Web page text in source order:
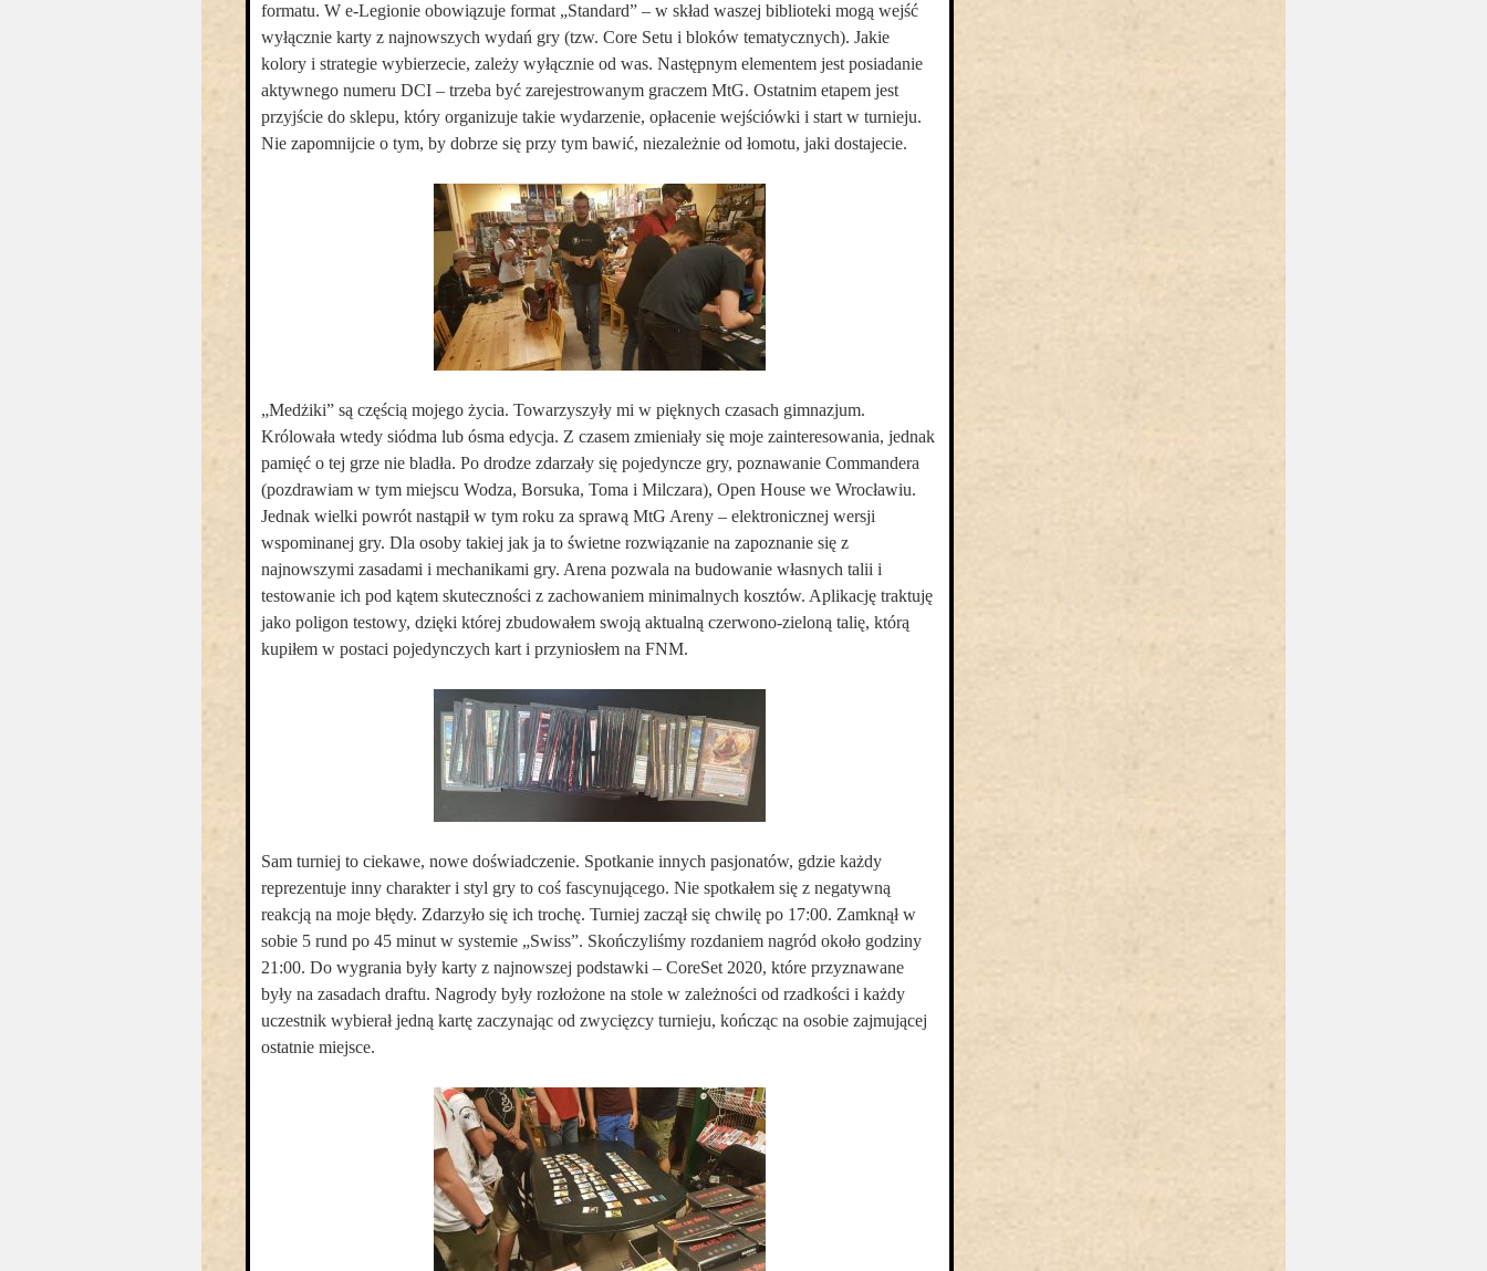
formatu. W e-Legionie obowiązuje format „Standard” – w skład waszej biblioteki mogą wejść
wyłącznie karty z najnowszych wydań gry (tzw. Core Setu i bloków tematycznych). Jakie
kolory i strategie wybierzecie, zależy wyłącznie od was. Następnym elementem jest posiadanie
aktywnego numeru DCI – trzeba być zarejestrowanym graczem MtG. Ostatnim etapem jest
przyjście do sklepu, który organizuje takie wydarzenie, opłacenie wejściówki i start w turnieju.
Nie zapomnijcie o tym, by dobrze się przy tym bawić, niezależnie od łomotu, jaki dostajecie.
„Medżiki” są częścią mojego życia. Towarzyszyły mi w pięknych czasach gimnazjum.
Królowała wtedy siódma lub ósma edycja. Z czasem zmieniały się moje zainteresowania, jednak
pamięć o tej grze nie bladła. Po drodze zdarzały się pojedyncze gry, poznawanie Commandera
(pozdrawiam w tym miejscu Wodza, Borsuka, Toma i Milczara), Open House we Wrocławiu.
Jednak wielki powrót nastąpił w tym roku za sprawą MtG Areny – elektronicznej wersji
wspominanej gry. Dla osoby takiej jak ja to świetne rozwiązanie na zapoznanie się z
najnowszymi zasadami i mechanikami gry. Arena pozwala na budowanie własnych talii i
testowanie ich pod kątem skuteczności z zachowaniem minimalnych kosztów. Aplikację traktuję
jako poligon testowy, dzięki której zbudowałem swoją aktualną czerwono-zieloną talię, którą
kupiłem w postaci pojedynczych kart i przyniosłem na FNM.
Sam turniej to ciekawe, nowe doświadczenie. Spotkanie innych pasjonatów, gdzie każdy
reprezentuje inny charakter i styl gry to coś fascynującego. Nie spotkałem się z negatywną
reakcją na moje błędy. Zdarzyło się ich trochę. Turniej zaczął się chwilę po 17:00. Zamknął w
sobie 5 rund po 45 minut w systemie „Swiss”. Skończyliśmy rozdaniem nagród około godziny
21:00. Do wygrania były karty z najnowszej podstawki – CoreSet 2020, które przyznawane
były na zasadach draftu. Nagrody były rozłożone na stole w zależności od rzadkości i każdy
uczestnik wybierał jedną kartę zaczynając od zwycięzcy turnieju, kończąc na osobie zajmującej
ostatnie miejsce.